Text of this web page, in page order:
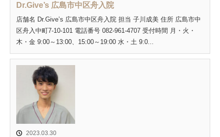
Dr.Give’s 広島市中区舟入院
店舗名 Dr.Give’s 広島市中区舟入院 担当 子川成美 住所 広島市中
区舟入中町7-10-101 電話番号 082-961-4707 受付時間 月・火・
木・金 9:00～13:00、15:00～19:00 水・土 9:0...
2023.03.30